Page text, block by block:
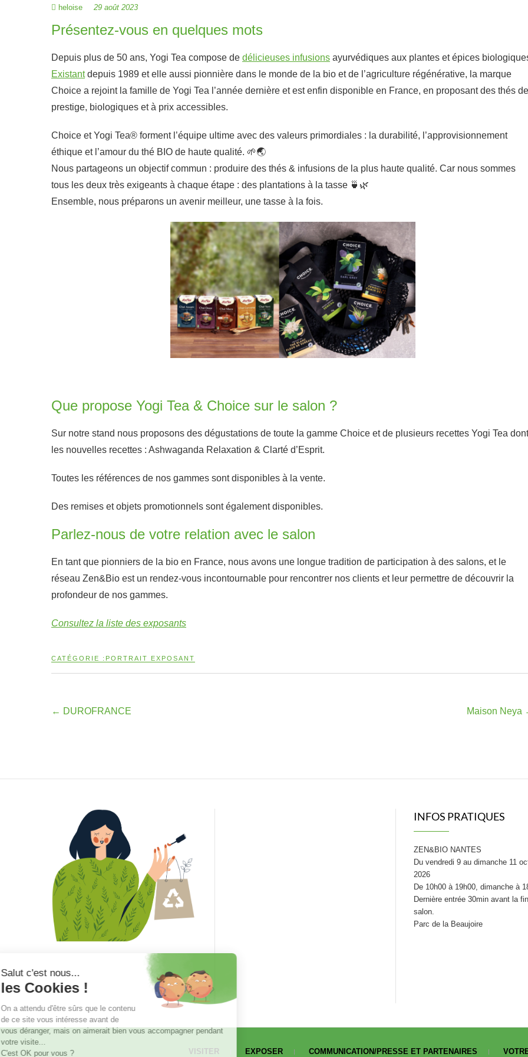
heloise 29 août 2023
Présentez-vous en quelques mots
Depuis plus de 50 ans, Yogi Tea compose de délicieuses infusions ayurvédiques aux plantes et épices
Existantdepuis 1989 et elle aussi pionnière dans le monde de la bio et de l’agriculture régénérative, la marque
Choice a rejoint la famille de Yogi Tea l’année dernière et est enfin disponible en France, en proposant des thés de
prestige, biologiques et à prix accessibles.
Choice et Yogi Tea® forment l’équipe ultime avec des valeurs primordiales : la durabilité, l’approvisionnement
éthique et l’amour du thé BIO de haute qualité. 🌱🌏
Nous partageons un objectif commun : produire des thés & infusions de la plus haute qualité. Car nous sommes
tous les deux très exigeants à chaque étape : des plantations à la tasse 🍵🌿
Ensemble, nous préparons un avenir meilleur, une tasse à la fois.
Que propose Yogi Tea & Choice sur le salon ?
Sur notre stand nous proposons des dégustations de toute la gamme Choice et de plusieurs recettes Yogi Tea dont
les nouvelles recettes : Ashwaganda Relaxation & Clarté d’Esprit.
Toutes les références de nos gammes sont disponibles à la vente.
Des remises et objets promotionnels sont également disponibles.
Parlez-nous de votre relation avec le salon
En tant que pionniers de la bio en France, nous avons une longue tradition de participation à des salons, et le
réseau Zen&Bio est un rendez-vous incontournable pour rencontrer nos clients et leur permettre de découvrir la
profondeur de nos gammes.
Consultez la liste des exposants
CATÉGORIE : PORTRAIT EXPOSANT
← DUROFRANCE Maison Neya
INFOS PRATIQUES
ZEN&BIO NANTES
Du vendredi 9 au dimanche 11
2026
De 10h00 à 19h00, dimanche à
Dernière entrée 30min avant la
salon.
Parc de la Beaujoire
VISITER EXPOSER COMMUNICATION/PRESSE ET PARTENAIRES